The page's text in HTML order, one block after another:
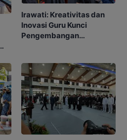
Irawati: Kreativitas dan
Inovasi Guru Kunci
Pengembangan